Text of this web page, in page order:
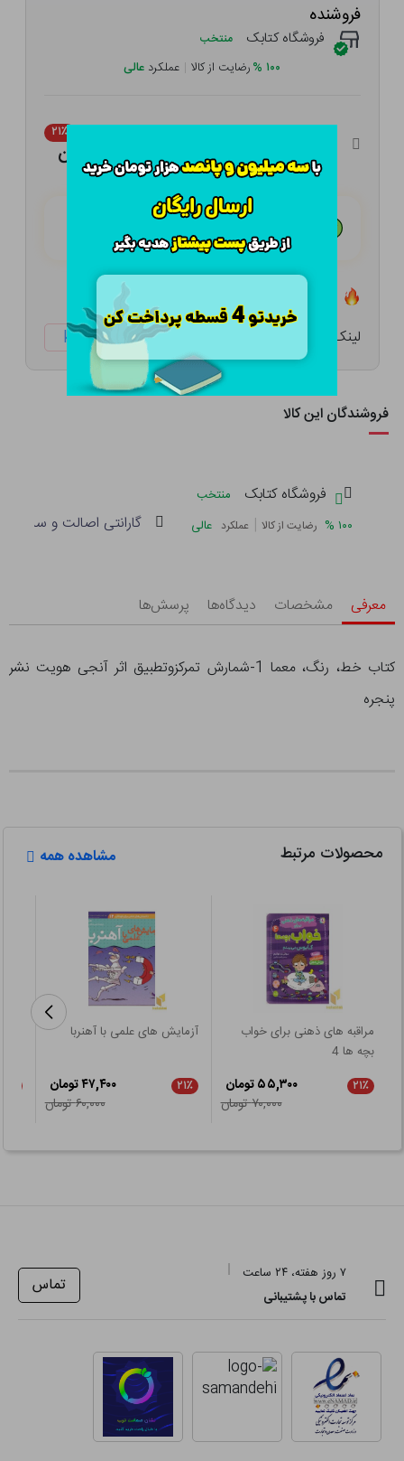
فروشنده
فروشگاه کتابک منتخب
۱۰۰ %رضایت از کالا | عملکرد عالی
۹۰,۰۰۰ تومان ۲۱٪
۷۱,۱۰۰ تومان
هـر قسط با تــرب‌پــی:
۴ قسط مــاهـانـه؛ بـدون سـود، چـک و ضـامـن
لینک کوتاه: ketabtala.com/sbp-57400
فروشندگان این کالا
فروشگاه کتابک
منتخب
۱۰۰ % رضایت از کالا | عملکرد عالی گارانتی اصالت و سلامت
معرفی مشخصات دیدگاه‌ها پرسش‌ها
کتاب خط، رنگ، معما 1-شمارش تمرکزوتطبیق اثر آنجی هویت نشر
پنجره
محصولات مرتبط مشاهده همه
مراقبه های ذهنی برای خواب
بچه ها 4
۲۱٪
۵۵,۳۰۰ تومان
۷۰,۰۰۰ تومان
آزمایش های علمی با آهنربا
۲۱٪
۴۷,۴۰۰ تومان
۶۰,۰۰۰ تومان
۷ روز هفته، ۲۴ ساعت
تماس با پشتیبانی
تماس